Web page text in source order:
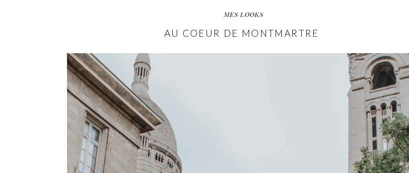
MES LOOKS
AU COEUR DE MONTMARTRE